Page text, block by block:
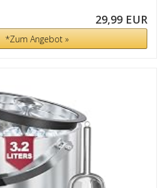
29,99 EUR
*Zum Angebot »